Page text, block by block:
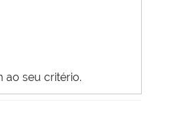
ao seu critério.